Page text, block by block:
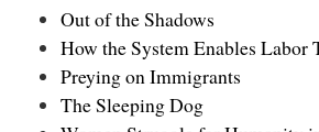
Out of the Shadows
How the System Enables Labor
Preying on Immigrants
The Sleeping Dog